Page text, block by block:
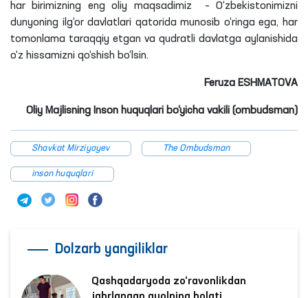
har birimizning eng oliy maqsadimiz – O‘zbekistonimizni
dunyoning ilg‘or davlatlari qatorida munosib o‘ringa ega, har
tomonlama taraqqiy etgan va qudratli davlatga aylanishida
o‘z hissamizni qo‘shish bo‘lsin.
Feruza ESHMATOVA
Oliy Majlisning Inson huquqlari bo‘yicha vakili (ombudsman)
Shavkat Mirziyoyev The Ombudsman
inson huquqlari
Dolzarb yangiliklar
Qashqadaryoda zo‘ravonlikdan